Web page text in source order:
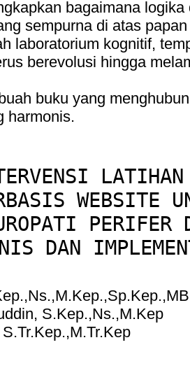
bagaimana
sempurna di atas
laboratorium kognitif,
berevolusi hingga
buku yang
harmonis.
WEBSITE
DAN
S.Kep.,Ns.,M.Kep